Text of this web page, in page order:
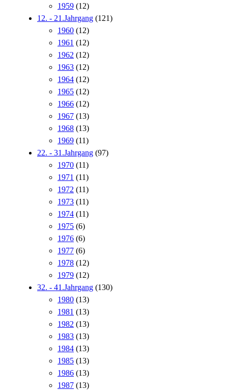
1959 (12)
12. - 21.Jahrgang (121)
1960 (12)
1961 (12)
1962 (12)
1963 (12)
1964 (12)
1965 (12)
1966 (12)
1967 (13)
1968 (13)
1969 (11)
22. - 31.Jahrgang (97)
1970 (11)
1971 (11)
1972 (11)
1973 (11)
1974 (11)
1975 (6)
1976 (6)
1977 (6)
1978 (12)
1979 (12)
32. - 41.Jahrgang (130)
1980 (13)
1981 (13)
1982 (13)
1983 (13)
1984 (13)
1985 (13)
1986 (13)
1987 (13)